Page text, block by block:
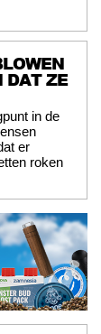
DAT ZE
in de
er
roken